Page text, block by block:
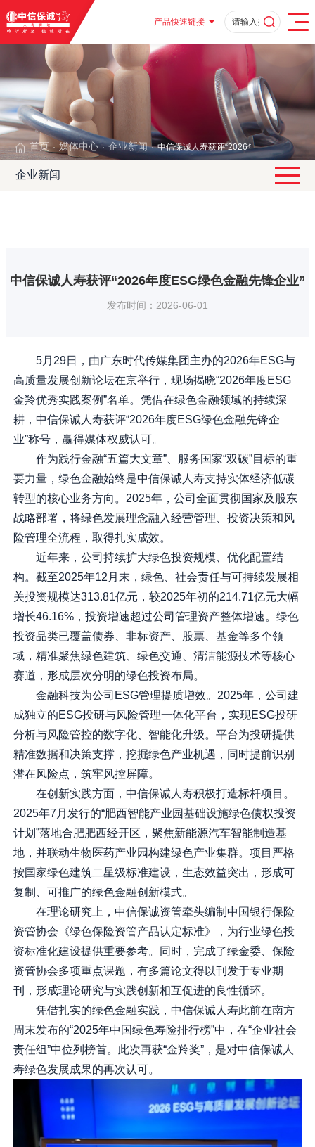
产品快速链接
首页 · 媒体中心 · 企业新闻 · 中信保诚人寿获评“2026年度ESG绿色金
企业新闻
中信保诚人寿获评“2026年度ESG绿色金融先锋企业”
发布时间：2026-06-01
5月29日，由广东时代传媒集团主办的2026年ESG与
高质量发展创新论坛在京举行，现场揭晓“2026年度ESG
金羚优秀实践案例”名单。凭借在绿色金融领域的持续深
耕，中信保诚人寿获评“2026年度ESG绿色金融先锋企
业”称号，赢得媒体权威认可。
作为践行金融“五篇大文章”、服务国家“双碳”目标的重
要力量，绿色金融始终是中信保诚人寿支持实体经济低碳
转型的核心业务方向。2025年，公司全面贯彻国家及股东
战略部署，将绿色发展理念融入经营管理、投资决策和风
险管理全流程，取得扎实成效。
近年来，公司持续扩大绿色投资规模、优化配置结
构。截至2025年12月末，绿色、社会责任与可持续发展相
关投资规模达313.81亿元，较2025年初的214.71亿元大幅
增长46.16%，投资增速超过公司管理资产整体增速。绿色
投资品类已覆盖债券、非标资产、股票、基金等多个领
域，精准聚焦绿色建筑、绿色交通、清洁能源技术等核心
赛道，形成层次分明的绿色投资布局。
金融科技为公司ESG管理提质增效。2025年，公司建
成独立的ESG投研与风险管理一体化平台，实现ESG投研
分析与风险管控的数字化、智能化升级。平台为投研提供
精准数据和决策支撑，挖掘绿色产业机遇，同时提前识别
潜在风险点，筑牢风控屏障。
在创新实践方面，中信保诚人寿积极打造标杆项目。
2025年7月发行的“肥西智能产业园基础设施绿色债权投资
计划”落地合肥肥西经开区，聚焦新能源汽车智能制造基
地，并联动生物医药产业园构建绿色产业集群。项目严格
按国家绿色建筑二星级标准建设，生态效益突出，形成可
复制、可推广的绿色金融创新模式。
在理论研究上，中信保诚资管牵头编制中国银行保险
资管协会《绿色保险资管产品认定标准》，为行业绿色投
资标准化建设提供重要参考。同时，完成了绿金委、保险
资管协会多项重点课题，有多篇论文得以刊发于专业期
刊，形成理论研究与实践创新相互促进的良性循环。
凭借扎实的绿色金融实践，中信保诚人寿此前在南方
周末发布的“2025年中国绿色寿险排行榜”中，在“企业社会
责任组”中位列榜首。此次再获“金羚奖”，是对中信保诚人
寿绿色发展成果的再次认可。